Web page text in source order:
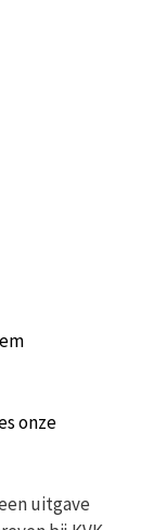
onze
uitgave